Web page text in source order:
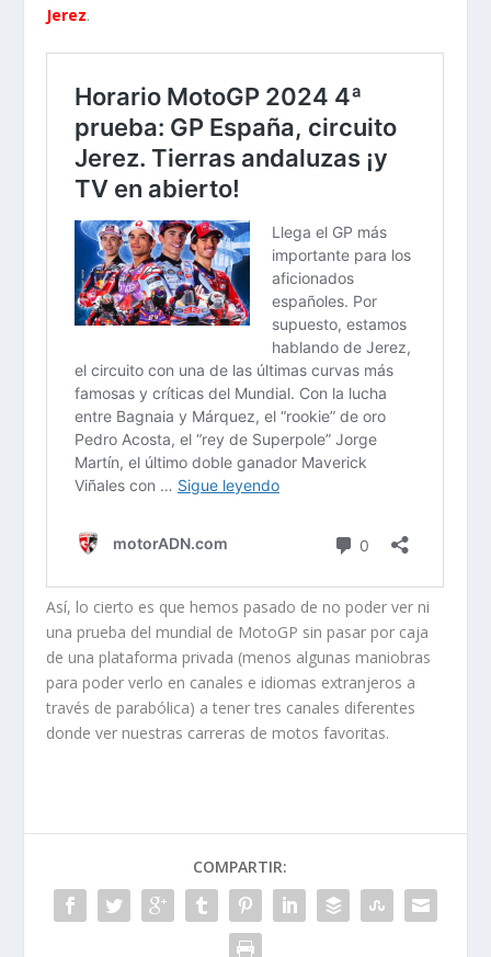
Jerez.
Así, lo cierto es que hemos pasado de no poder ver ni
una prueba del mundial de MotoGP sin pasar por caja
de una plataforma privada (menos algunas maniobras
para poder verlo en canales e idiomas extranjeros a
través de parabólica) a tener tres canales diferentes
donde ver nuestras carreras de motos favoritas.
COMPARTIR: